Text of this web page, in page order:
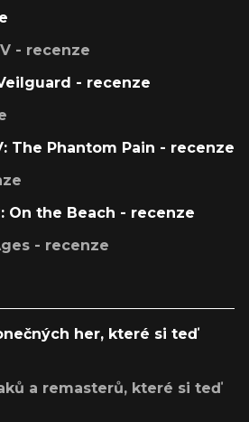
- recenze
- recenze
The Phantom Pain - recenze
On the Beach - recenze
- recenze
her, které si teď
a remasterů, které si teď